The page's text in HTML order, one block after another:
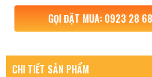
GỌI ĐẶT MUA: 0923 28
CHI TIẾT SẢN PHẨM